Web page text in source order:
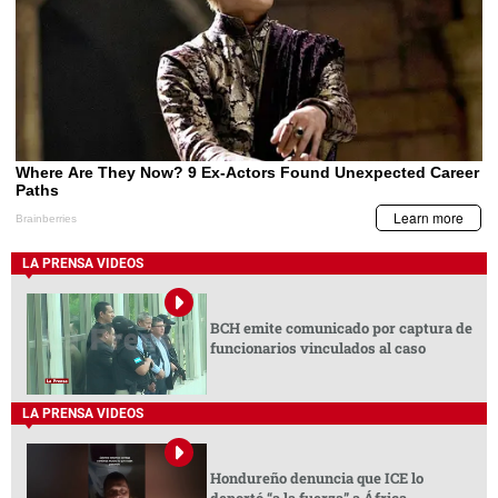
LA PRENSA VIDEOS
BCH emite comunicado por captura de
funcionarios vinculados al caso
LA PRENSA VIDEOS
Hondureño denuncia que ICE lo